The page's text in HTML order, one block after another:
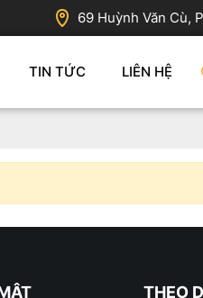
69 Huỳnh Văn Cù,
TIN TỨC LIÊN HỆ
THEO